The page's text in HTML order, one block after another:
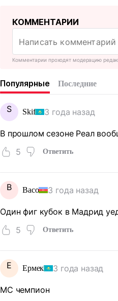
КОММЕНТАРИИ
Комментарии проходят модерацию
Популярные Последние
S Skif 3 года назад
В прошлом сезоне Реал
5
Ответить
В Васо 3 года назад
Один фиг кубок в Мадрид
5
Ответить
Е Ермек 3 года назад
МС чемпион